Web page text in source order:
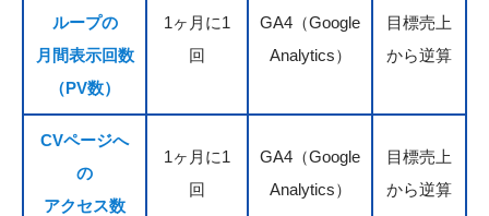
ループの
月間表示回数
（PV数）
1ヶ月に1
回
GA4（Google
Analytics）
目標売上
から逆算
CVページへ
の
アクセス数
1ヶ月に1
回
GA4（Google
Analytics）
目標売上
から逆算